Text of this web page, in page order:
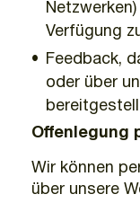
Verfügung
Feedback,
oder über
Offenlegung
Wir können
über unsere